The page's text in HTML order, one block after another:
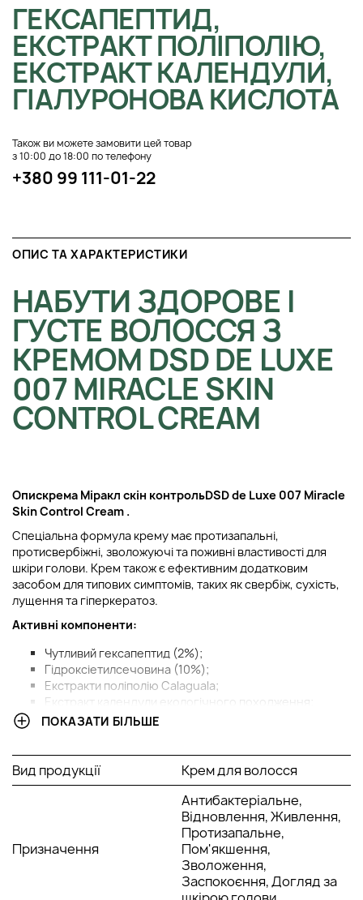
ГЕКСАПЕПТИД,
ЕКСТРАКТ ПОЛІПОЛІЮ,
ЕКСТРАКТ КАЛЕНДУЛИ,
ГІАЛУРОНОВА КИСЛОТА
Також ви можете замовити цей товар
з 10:00 до 18:00 по телефону
+380 99 111-01-22
ОПИС ТА ХАРАКТЕРИСТИКИ
НАБУТИ ЗДОРОВЕ І
ГУСТЕ ВОЛОССЯ З
КРЕМОМ DSD DE LUXE
007 MIRACLE SKIN
CONTROL CREAM
Опискрема Міракл скін контрольDSD de Luxe 007 Miracle
Skin Control Cream .
Спеціальна формула крему має протизапальні,
протисвербіжні, зволожуючі та поживні властивості для
шкіри голови. Крем також є ефективним додатковим
засобом для типових симптомів, таких як свербіж, сухість,
лущення та гіперкератоз.
Активні компоненти:
Чутливий гексапептид (2%);
Гідроксіетилсечовина (10%);
Екстракти поліполію Calaguala;
Екстракт календули екологічного походження;
Гіалуронова кислота;
Спосіб застосування:
Нанесіть Міракл скін крем №007 кінчиками пальців у шкіру
голови до повного всмоктування. Залишіть крем на шкірі
голови на 2 години або всю ніч. Потім змити за допомогою
шампуню.
ПОКАЗАТИ БІЛЬШЕ
Вид продукції Крем для волосся
Призначення
Антибактеріальне,
Відновлення, Живлення,
Протизапальне,
Пом'якшення,
Зволоження,
Заспокоєння, Догляд за